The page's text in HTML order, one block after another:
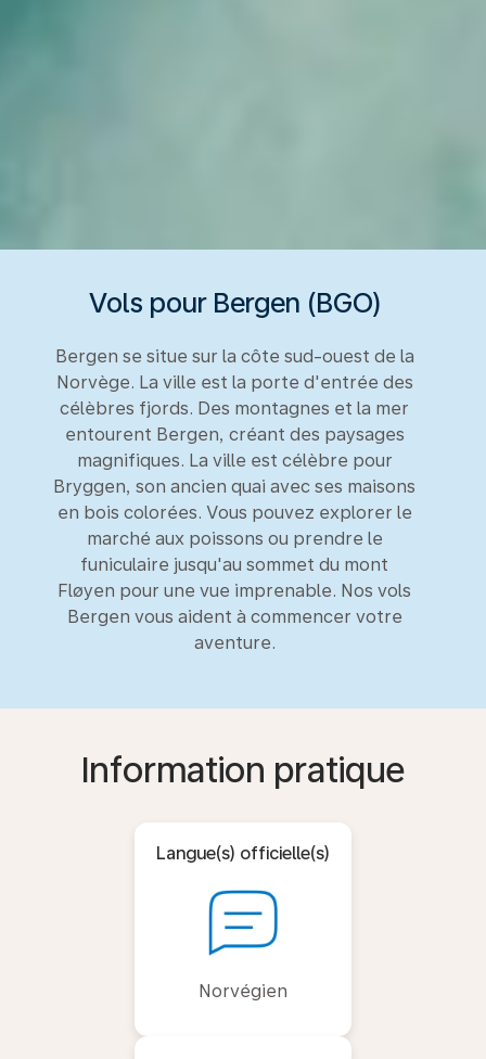
Vols pour Bergen (BGO)
Bergen se situe sur la côte sud-ouest de la
Norvège. La ville est la porte d'entrée des
célèbres fjords. Des montagnes et la mer
entourent Bergen, créant des paysages
magnifiques. La ville est célèbre pour
Bryggen, son ancien quai avec ses maisons
en bois colorées. Vous pouvez explorer le
marché aux poissons ou prendre le
funiculaire jusqu'au sommet du mont
Fløyen pour une vue imprenable. Nos vols
Bergen vous aident à commencer votre
aventure.
Information pratique
Langue(s) officielle(s)
Norvégien